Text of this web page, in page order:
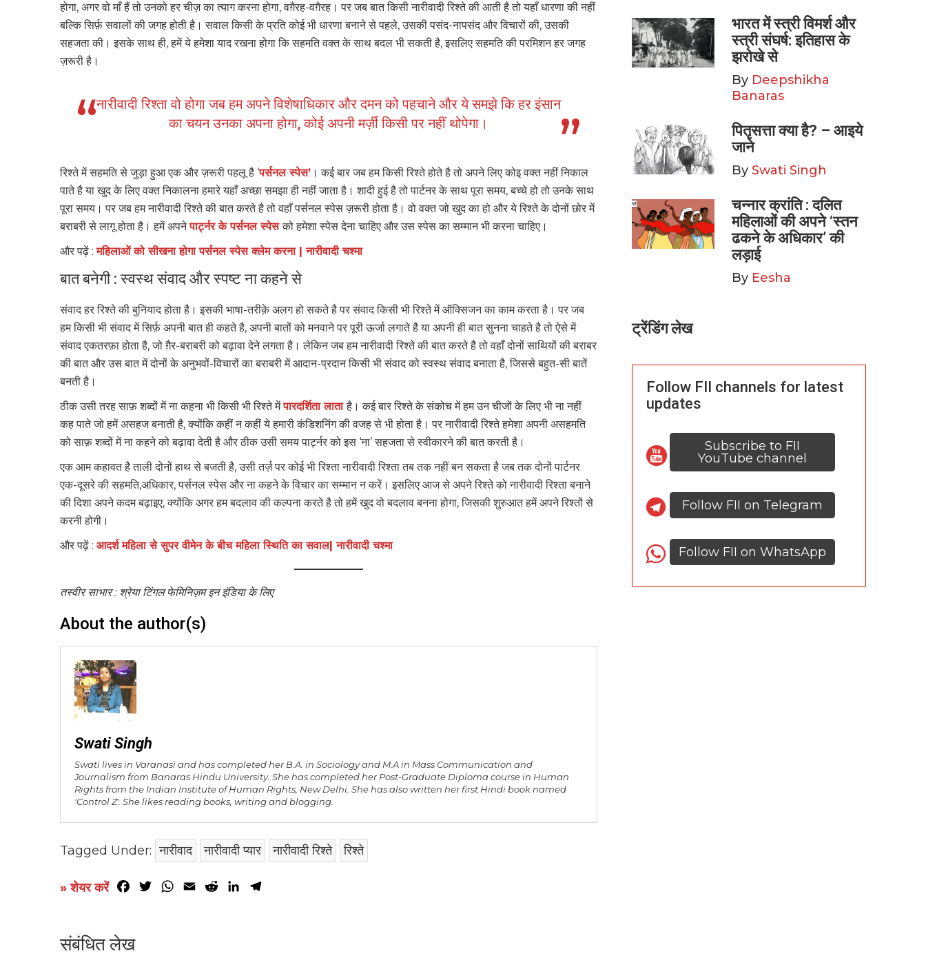
होगा, अगर वो माँ हैं तो उनको हर चीज़ का त्याग करना होगा, वग़ैरह-वग़ैरह। पर जब बात किसी नारीवादी रिश्ते की आती है तो यहाँ धारणा की नहीं
बल्कि सिर्फ़ सवालों की जगह होती है। सवाल किसी के प्रति कोई भी धारणा बनाने से पहले, उसकी पसंद-नापसंद और विचारों की, उसकी
सहजता की। इसके साथ ही, हमें ये हमेशा याद रखना होगा कि सहमति वक्त के साथ बदल भी सकती है, इसलिए सहमति की परमिशन हर जगह
ज़रूरी है।
नारीवादी रिश्ता वो होगा जब हम अपने विशेषाधिकार और दमन को पहचाने और ये समझे कि हर इंसान
का चयन उनका अपना होगा, कोई अपनी मर्ज़ी किसी पर नहीं थोपेगा।
रिश्ते में सहमति से जुड़ा हुआ एक और ज़रूरी पहलू है ‘पर्सनल स्पेस’ । कई बार जब हम किसी रिश्ते होते है तो अपने लिए कोइ वक्त नहीं निकाल
पाते है या खुद के लिए वक्त निकालना हमारे यहाँ अच्छा समझा ही नहीं जाता है। शादी हुई है तो पार्टनर के साथ पूरा समय, बच्चे हो तो उनके साथ
पूरा समय। पर जब हम नारीवादी रिश्ते की बात करते है तो वहाँ पर्सनल स्पेस ज़रूरी होता है। वो वक्त जो खुद का हो और ये रिश्ते के दोनों छोर में
बराबरी से लागू होता है। हमें अपनेपार्ट्नर के पर्सनल स्पेसको हमेशा स्पेस देना चाहिए और उस स्पेस का सम्मान भी करना चाहिए।
और पढ़ें :महिलाओं को सीखना होगा पर्सनल स्पेस क्लेम करना | नारीवादी चश्मा
बात बनेगी : स्वस्थ संवाद और स्पष्ट ना कहने से
संवाद हर रिश्ते की बुनियाद होता है। इसकी भाषा-तरीक़े अलग हो सकते है पर संवाद किसी भी रिश्ते में ऑक्सिजन का काम करता है। पर जब
हम किसी भी संवाद में सिर्फ़ अपनी बात ही कहते है, अपनी बातों को मनवाने पर पूरी ऊर्जा लगाते है या अपनी ही बात सुनना चाहते है तो ऐसे में
संवाद एकतरफ़ा होता है, जो ग़ैर-बराबरी को बढ़ावा देने लगता है। लेकिन जब हम नारीवादी रिश्ते की बात करते है तो वहाँ दोनों साथियों की बराबर
की बात और उस बात में दोनों के अनुभवों-विचारों का बराबरी में आदान-प्रदान किसी भी संवाद को स्वस्थ संवाद बनाता है, जिससे बहुत-सी बातें
बनती है।
ठीक उसी तरह साफ़ शब्दों में ना कहना भी किसी भी रिश्ते मेंपारदर्शिता लाताहै। कई बार रिश्ते के संकोच में हम उन चीजों के लिए भी ना नहीं
कह पाते जो हमें असहज बनाती है, क्योंकि कहीं न कहीं ये हमारी कंडिशनिंग की वजह से भी होता है। पर नारीवादी रिश्ते हमेशा अपनी असहमति
को साफ़ शब्दों में ना कहने को बढ़ावा देती है और ठीक उसी समय पार्ट्नर को इस ‘ना’ सहजता से स्वीकारने की बात करती है।
एक आम कहावत है ताली दोनों हाथ से बजती है, उसी तर्ज़ पर कोई भी रिश्ता नारीवादी रिश्ता तब तक नहीं बन सकता है जब तक दोनों पार्टनर
एक-दूसरे की सहमति,अधिकार, पर्सनल स्पेस और ना कहने के विचार का सम्मान न करें। इसलिए आज से अपने रिश्ते को नारीवादी रिश्ता बनाने
की दिशा अपने कदम बढ़ाइए, क्योंकि अगर हम बदलाव की कल्पना करते है तो हमें खुद वो बदलाव बनना होगा, जिसकी शुरुआत हमें अपने रिश्तों से
करनी होगी।
और पढ़ें : आदर्श महिला से सुपर वीमेन के बीच महिला स्थिति का सवाल| नारीवादी चश्मा
तस्वीर साभार : श्रेया टिंगल फेमिनिज़म इन इंडिया के लिए
About the author(s)
Swati Singh
Swati lives in Varanasi and has completed her B.A. in Sociology and M.A in Mass Communication and
Journalism from Banaras Hindu University. She has completed her Post-Graduate Diploma course in Human
Rights from the Indian Institute of Human Rights, New Delhi. She has also written her first Hindi book named
'Control Z'. She likes reading books, writing and blogging.
Tagged Under: नारीवाद नारीवादी प्यार नारीवादी रिश्ते रिश्ते
» शेयर करें Facebook
TwitterWhatsApp
Email RedditLinkedIn
भारत में स्त्री विमर्श और
स्त्री संघर्ष: इतिहास के
झरोखे से
By Deepshikha
Banaras
पितृसत्ता क्या है? – आइये
जाने
By Swati Singh
चन्नार क्रांति : दलित
महिलाओं की अपने ‘स्तन
ढकने के अधिकार’ की
लड़ाई
By Eesha
ट्रेंडिंग लेख
Follow FII channels for latest
updates
Subscribe to FII
YouTube channel
Follow FII on Telegram
Follow FII on WhatsApp
संबंधित लेख